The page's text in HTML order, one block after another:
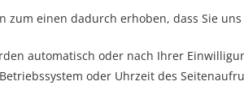
zum einen dadurch erhoben, dass Sie
automatisch oder nach Ihrer
oder Uhrzeit des